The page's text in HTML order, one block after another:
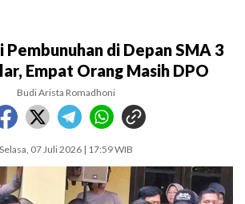
Pembunuhan di Depan SMA 3
Empat Orang Masih DPO
Budi Arista Romadhoni
Selasa, 07 Juli 2026 | 17:59 WIB